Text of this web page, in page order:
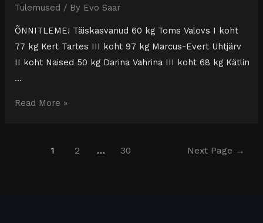
Tulemused / By Evo Saar
ÕNNITLEME! Täiskasvanud 60 kg Toms Valovs I koht
77 kg Kert Tartes III koht 97 kg Marcus-Evert Uhtjärv
II koht Naised 50 kg Darina Vahrina III koht 68 kg Kätlin
…
Read More »
1 2 … 30 Next Page →